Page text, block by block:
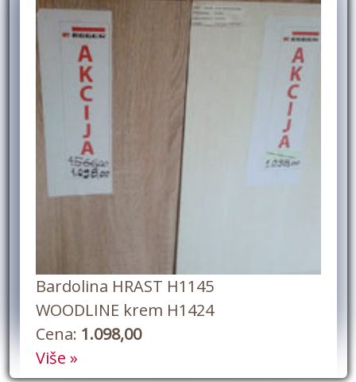
Bardolina HRAST H1145
WOODLINE krem H1424
Cena: 1.098,00
Više »